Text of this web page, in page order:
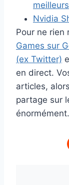
Nvidia
Pour ne rien
Games sur
(ex Twitter)
en direct.
articles,
partage sur